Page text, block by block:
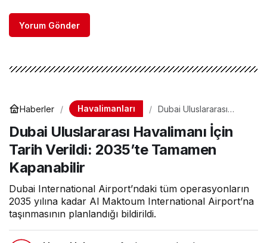
Yorum Gönder
Haberler Havalimanları
Dubai Uluslararası
Verildi: 2035’te
Tamamen Kapanabilir
Dubai Uluslararası Havalimanı İçin
Tarih Verildi: 2035’te Tamamen
Kapanabilir
Dubai International Airport’ndaki tüm operasyonların
2035 yılına kadar Al Maktoum International Airport’na
taşınmasının planlandığı bildirildi.